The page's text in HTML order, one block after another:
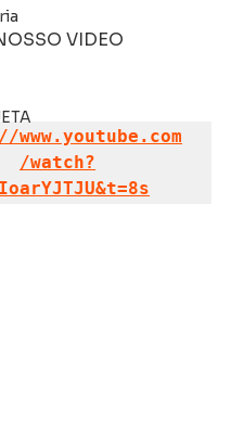
VIDEO
/watch?